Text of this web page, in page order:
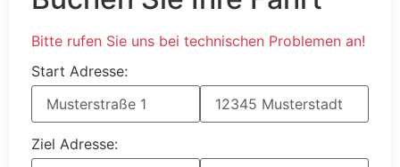
Bitte rufen Sie uns bei technischen Problemen an!
Start Adresse:
Ziel Adresse: